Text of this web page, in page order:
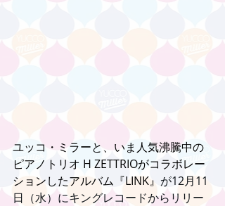
ユッコ・ミラーと、いま人気沸騰中の
ピアノトリオ H ZETTRIOがコラボレー
ションしたアルバム『LINK』 が12月11
日（水）にキングレコードからリリー